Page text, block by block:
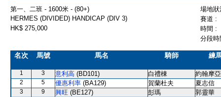
第一、二班 - 1600米 - (80+)
場地
HERMES (DIVIDED) HANDICAP (DIV 3)
賽道 :
HK$ 275,000
時間 :
分段
名次 馬號 馬名 騎師 練
1 3 意利高 (BD101) 白禮棟 約翰摩亞
2 5 優惠利率 (BA129) 賀蘭杜夫 夏志信
3 9 興旺 (BE127) 彭瑪 郭靈華